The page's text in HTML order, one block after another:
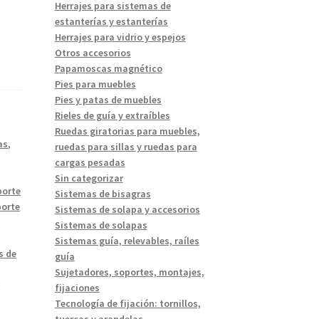
,
de
Herrajes para sistemas de
estanterías y estanterías
Herrajes para vidrio y espejos
Otros accesorios
Papamoscas magnético
Pies para muebles
Pies y patas de muebles
Rieles de guía y extraíbles
Ruedas giratorias para muebles,
ruedas para sillas y ruedas para
cargas pesadas
Sin categorizar
Sistemas de bisagras
Sistemas de solapa y accesorios
Sistemas de solapas
Sistemas guía, relevables, raíles
guía
Sujetadores, soportes, montajes,
fijaciones
Tecnología de fijación: tornillos,